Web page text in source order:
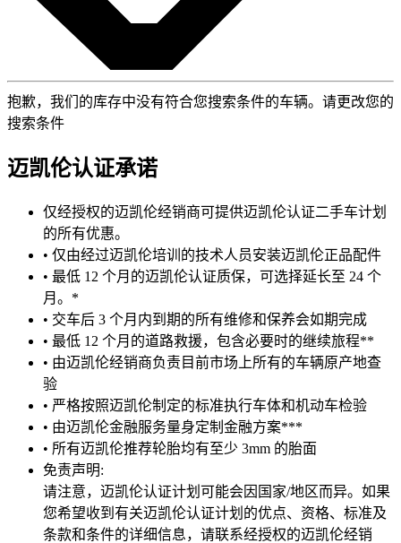
抱歉，我们的库存中没有符合您搜索条件的车辆。请更改您的
搜索条件
迈凯伦认证承诺
仅经授权的迈凯伦经销商可提供迈凯伦认证二手车计划
的所有优惠。
• 仅由经过迈凯伦培训的技术人员安装迈凯伦正品配件
• 最低 12 个月的迈凯伦认证质保，可选择延长至 24 个
月。*
• 交车后 3 个月内到期的所有维修和保养会如期完成
• 最低 12 个月的道路救援，包含必要时的继续旅程**
• 由迈凯伦经销商负责目前市场上所有的车辆原产地查
验
• 严格按照迈凯伦制定的标准执行车体和机动车检验
• 由迈凯伦金融服务量身定制金融方案***
• 所有迈凯伦推荐轮胎均有至少 3mm 的胎面
免责声明:
请注意，迈凯伦认证计划可能会因国家/地区而异。如果
您希望收到有关迈凯伦认证计划的优点、资格、标准及
条款和条件的详细信息，请联系经授权的迈凯伦经销